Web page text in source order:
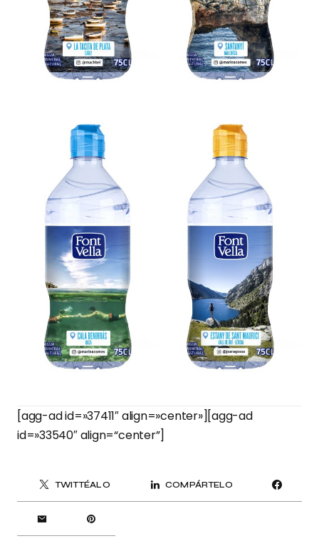
[agg-ad id=»37411″ align=»center»][agg-ad
id=»33540″ align=“center”]
TWITTÉALO COMPÁRTELO